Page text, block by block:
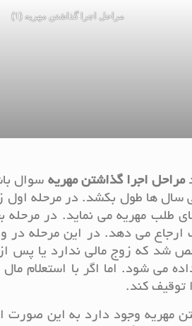
مراحل اجرا گذاشتن مهریه (1)
مراحل اجرا گذاشتن مهریه سوال
سال ها طول بکشد. در مرحله اول
طلب مهریه می نماید. در مرحله
ارجاع می دهد. در این مرحله
می شود. اما اگر با استعلام
توقیف کند.
مهریه وجود دارد به این صورت